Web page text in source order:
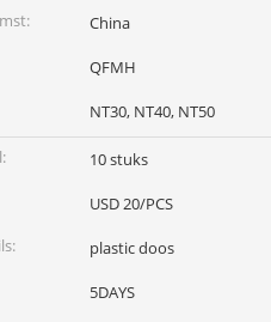
China
QFMH
NT30, NT40, NT50
10 stuks
USD 20/PCS
plastic doos
5DAYS